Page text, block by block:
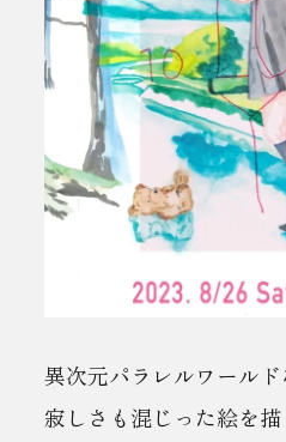
異次元パラレルワール
寂しさも混じった絵を描